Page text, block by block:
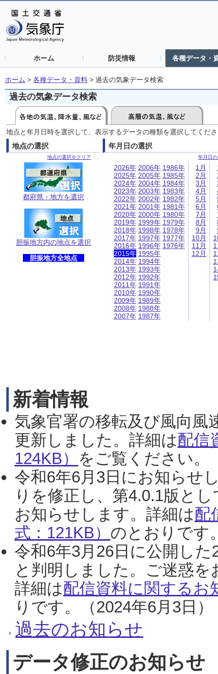
ホーム 防災情報 各種データ・
ホーム > 各種データ・資料 > 過去の気象データ検索
過去の気象データ検索
地点と年月日時を選択して、表示するデータの種類を選択してくだ
地点の選択
地点の選択をクリア
都府県・地方を選択
胆振地方内の地点を選択
胆振地方全地点
年月日の選択
年月日
2026年
2025年
2024年
2023年
2022年
2021年
2020年
2019年
2018年
2017年
2016年
2015年
2014年
2013年
2012年
2011年
2010年
2009年
2008年
2007年
2006年
2005年
2004年
2003年
2002年
2001年
2000年
1999年
1998年
1997年
1996年
1995年
1994年
1993年
1992年
1991年
1990年
1989年
1988年
1987年
1986年
1985年
1984年
1983年
1982年
1981年
1980年
1979年
1978年
1977年
1976年
1月
2月
3月
4月
5月
6月
7月
8月
9月
10月
11月
12月
新着情報
気象官署の移転及び風向風
更新しました。詳細は配信
124KB） をご覧ください。
令和6年6月3日にお知らせ
りを修正し、第4.0.1版と
お知らせします。詳細は配
式：121KB） のとおりです
令和6年3月26日に公開し
と判明しました。ご迷惑
詳細は配信資料に関するお
りです。（2024年6月3日）
過去のお知らせ
データ修正のお知らせ